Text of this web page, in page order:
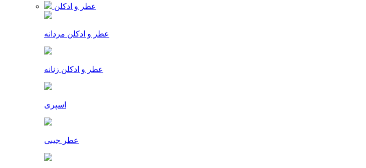
عطر و ادکلن
عطر و ادکلن مردانه
عطر و ادکلن زنانه
اسپری
عطر جیبی